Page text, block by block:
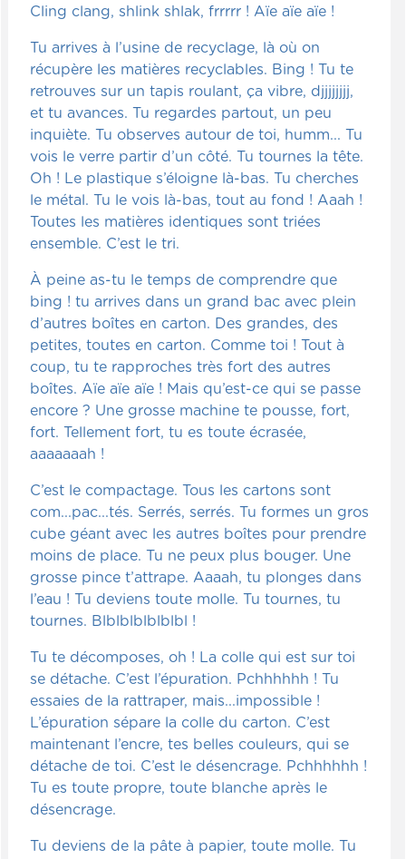
Cling clang, shlink shlak, frrrrr ! Aïe aïe aïe !
Tu arrives à l’usine de recyclage, là où on
récupère les matières recyclables. Bing ! Tu te
retrouves sur un tapis roulant, ça vibre, djjjjjjjj,
et tu avances. Tu regardes partout, un peu
inquiète. Tu observes autour de toi, humm... Tu
vois le verre partir d’un côté. Tu tournes la tête.
Oh ! Le plastique s’éloigne là-bas. Tu cherches
le métal. Tu le vois là-bas, tout au fond ! Aaah !
Toutes les matières identiques sont triées
ensemble. C’est le tri.
À peine as-tu le temps de comprendre que
bing ! tu arrives dans un grand bac avec plein
d’autres boîtes en carton. Des grandes, des
petites, toutes en carton. Comme toi ! Tout à
coup, tu te rapproches très fort des autres
boîtes. Aïe aïe aïe ! Mais qu’est-ce qui se passe
encore ? Une grosse machine te pousse, fort,
fort. Tellement fort, tu es toute écrasée,
aaaaaaah !
C’est le compactage. Tous les cartons sont
com...pac...tés. Serrés, serrés. Tu formes un gros
cube géant avec les autres boîtes pour prendre
moins de place. Tu ne peux plus bouger. Une
grosse pince t’attrape. Aaaah, tu plonges dans
l’eau ! Tu deviens toute molle. Tu tournes, tu
tournes. Blblblblblblbl !
Tu te décomposes, oh ! La colle qui est sur toi
se détache. C’est l’épuration. Pchhhhhh ! Tu
essaies de la rattraper, mais...impossible !
L’épuration sépare la colle du carton. C’est
maintenant l’encre, tes belles couleurs, qui se
détache de toi. C’est le désencrage. Pchhhhhh !
Tu es toute propre, toute blanche après le
désencrage.
Tu deviens de la pâte à papier, toute molle. Tu